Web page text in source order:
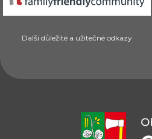
Další důležité a užitečné odkazy